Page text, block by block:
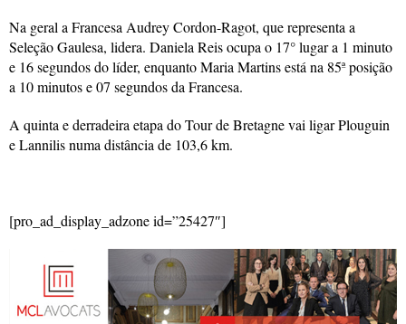
Na geral a Francesa Audrey Cordon-Ragot, que representa a
Seleção Gaulesa, lidera. Daniela Reis ocupa o 17° lugar a 1 minuto
e 16 segundos do líder, enquanto Maria Martins está na 85ª posição
a 10 minutos e 07 segundos da Francesa.
A quinta e derradeira etapa do Tour de Bretagne vai ligar Plouguin
e Lannilis numa distância de 103,6 km.
[pro_ad_display_adzone id=”25427″]